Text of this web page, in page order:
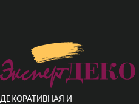
ДЕКОРАТИВНАЯ И